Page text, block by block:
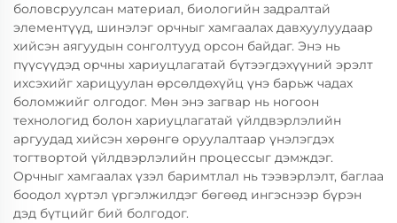
боловсруулсан материал, биологийн задралтай
элементүүд, шинэлэг орчныг хамгаалах давхуулуудаар
хийсэн аягуудын сонголтууд орсон байдаг. Энэ нь
пүүсүүдэд орчны хариуцлагатай бүтээгдэхүүний эрэлт
ихсэхийг харицуулан өрсөлдөхүйц үнэ барьж чадах
боломжийг олгодог. Мөн энэ загвар нь ногоон
технологид болон хариуцлагатай үйлдвэрлэлийн
аргуудад хийсэн хөрөнгө оруулалтаар үнэлэгдэх
тогтвортой үйлдвэрлэлийн процессыг дэмждэг.
Орчныг хамгаалах үзэл баримтлал нь тээвэрлэлт, баглаа
боодол хүртэл үргэлжилдэг бөгөөд ингэснээр бүрэн
дэд бүтцийг бий болгодог.